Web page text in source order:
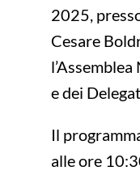
2025,
Cesare
e dei
Il
alle ore